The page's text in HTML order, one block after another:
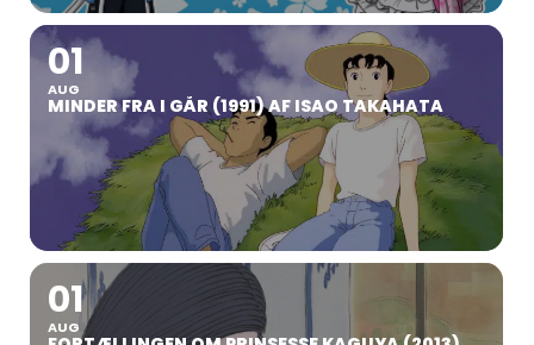
01
AUG
MINDER FRA I GÅR (1991) AF ISAO TAKAHATA
01
AUG